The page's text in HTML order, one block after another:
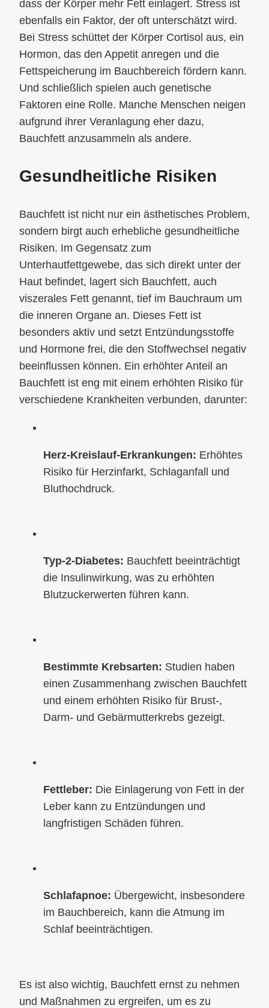
dass der Körper mehr Fett einlagert. Stress ist
ebenfalls ein Faktor, der oft unterschätzt wird.
Bei Stress schüttet der Körper Cortisol aus, ein
Hormon, das den Appetit anregen und die
Fettspeicherung im Bauchbereich fördern kann.
Und schließlich spielen auch genetische
Faktoren eine Rolle. Manche Menschen neigen
aufgrund ihrer Veranlagung eher dazu,
Bauchfett anzusammeln als andere.
Gesundheitliche Risiken
Bauchfett ist nicht nur ein ästhetisches Problem,
sondern birgt auch erhebliche gesundheitliche
Risiken. Im Gegensatz zum
Unterhautfettgewebe, das sich direkt unter der
Haut befindet, lagert sich Bauchfett, auch
viszerales Fett genannt, tief im Bauchraum um
die inneren Organe an. Dieses Fett ist
besonders aktiv und setzt Entzündungsstoffe
und Hormone frei, die den Stoffwechsel negativ
beeinflussen können. Ein erhöhter Anteil an
Bauchfett ist eng mit einem erhöhten Risiko für
verschiedene Krankheiten verbunden, darunter:
Herz-Kreislauf-Erkrankungen: Erhöhtes
Risiko für Herzinfarkt, Schlaganfall und
Bluthochdruck.
Typ-2-Diabetes: Bauchfett beeinträchtigt
die Insulinwirkung, was zu erhöhten
Blutzuckerwerten führen kann.
Bestimmte Krebsarten: Studien haben
einen Zusammenhang zwischen Bauchfett
und einem erhöhten Risiko für Brust-,
Darm- und Gebärmutterkrebs gezeigt.
Fettleber: Die Einlagerung von Fett in der
Leber kann zu Entzündungen und
langfristigen Schäden führen.
Schlafapnoe: Übergewicht, insbesondere
im Bauchbereich, kann die Atmung im
Schlaf beeinträchtigen.
Es ist also wichtig, Bauchfett ernst zu nehmen
und Maßnahmen zu ergreifen, um es zu